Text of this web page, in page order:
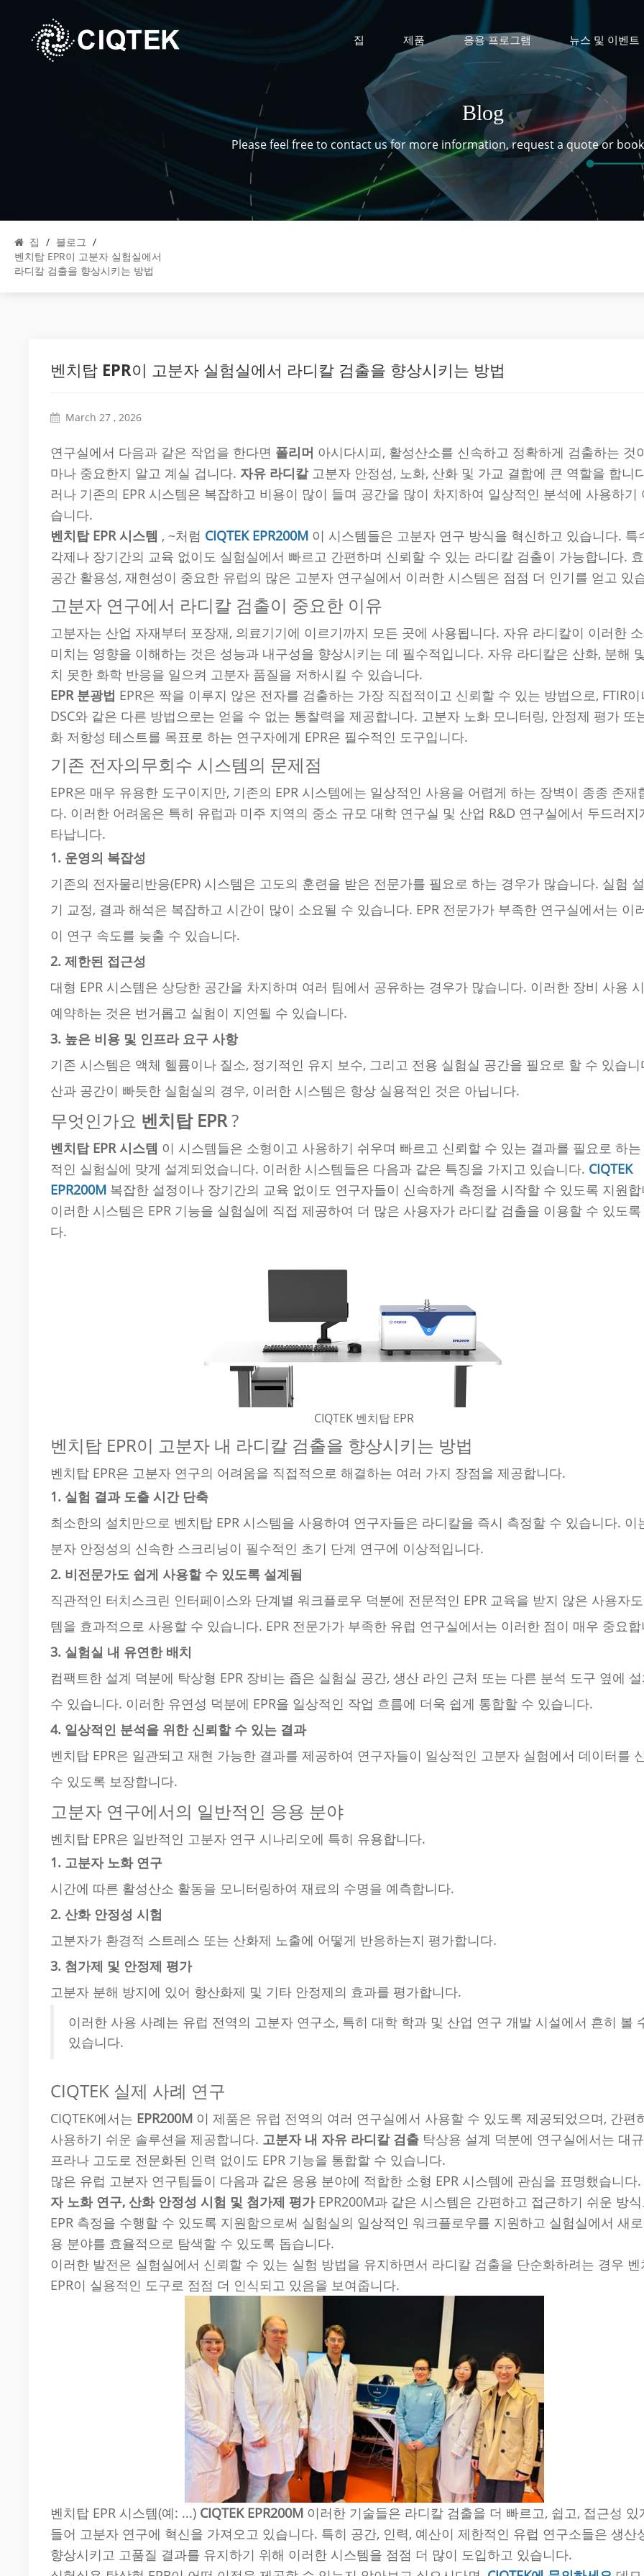
집 제품 응용 프로그램 뉴스 및 이벤트
Blog
Please feel free to contact us for more information, request a quote or
집 / 블로그 /
벤치탑 EPR이 고분자 실험실에서
라디칼 검출을 향상시키는 방법
벤치탑 EPR이 고분자 실험실에서 라디칼 검출을 향상시키는 방법
March 27 , 2026
연구실에서 다음과 같은 작업을 한다면 폴리머 아시다시피, 활성산소를 신속하고 정확하게 검출하는 것
마나 중요한지 알고 계실 겁니다. 자유 라디칼 고분자 안정성, 노화, 산화 및 가교 결합에 큰 역할을 합니
러나 기존의 EPR 시스템은 복잡하고 비용이 많이 들며 공간을 많이 차지하여 일상적인 분석에 사용하기
습니다.
벤치탑 EPR 시스템 , ~처럼 CIQTEK EPR200M 이 시스템들은 고분자 연구 방식을 혁신하고 있습니다. 특
각제나 장기간의 교육 없이도 실험실에서 빠르고 간편하며 신뢰할 수 있는 라디칼 검출이 가능합니다.
공간 활용성, 재현성이 중요한 유럽의 많은 고분자 연구실에서 이러한 시스템은 점점 더 인기를 얻고 있
고분자 연구에서 라디칼 검출이 중요한 이유
고분자는 산업 자재부터 포장재, 의료기기에 이르기까지 모든 곳에 사용됩니다. 자유 라디칼이 이러한
미치는 영향을 이해하는 것은 성능과 내구성을 향상시키는 데 필수적입니다. 자유 라디칼은 산화, 분해
치 못한 화학 반응을 일으켜 고분자 품질을 저하시킬 수 있습니다.
EPR 분광법 EPR은 짝을 이루지 않은 전자를 검출하는 가장 직접적이고 신뢰할 수 있는 방법으로, FTIR이
DSC와 같은 다른 방법으로는 얻을 수 없는 통찰력을 제공합니다. 고분자 노화 모니터링, 안정제 평가 또
화 저항성 테스트를 목표로 하는 연구자에게 EPR은 필수적인 도구입니다.
기존 전자의무회수 시스템의 문제점
EPR은 매우 유용한 도구이지만, 기존의 EPR 시스템에는 일상적인 사용을 어렵게 하는 장벽이 종종 존재
다. 이러한 어려움은 특히 유럽과 미주 지역의 중소 규모 대학 연구실 및 산업 R&D 연구실에서 두드러지
타납니다.
1. 운영의 복잡성
기존의 전자물리반응(EPR) 시스템은 고도의 훈련을 받은 전문가를 필요로 하는 경우가 많습니다. 실험
기 교정, 결과 해석은 복잡하고 시간이 많이 소요될 수 있습니다. EPR 전문가가 부족한 연구실에서는 이
이 연구 속도를 늦출 수 있습니다.
2. 제한된 접근성
대형 EPR 시스템은 상당한 공간을 차지하며 여러 팀에서 공유하는 경우가 많습니다. 이러한 장비 사용
예약하는 것은 번거롭고 실험이 지연될 수 있습니다.
3. 높은 비용 및 인프라 요구 사항
기존 시스템은 액체 헬륨이나 질소, 정기적인 유지 보수, 그리고 전용 실험실 공간을 필요로 할 수 있습니
산과 공간이 빠듯한 실험실의 경우, 이러한 시스템은 항상 실용적인 것은 아닙니다.
무엇인가요 벤치탑 EPR?
벤치탑 EPR 시스템 이 시스템들은 소형이고 사용하기 쉬우며 빠르고 신뢰할 수 있는 결과를 필요로 하는
적인 실험실에 맞게 설계되었습니다. 이러한 시스템들은 다음과 같은 특징을 가지고 있습니다. CIQTEK
EPR200M 복잡한 설정이나 장기간의 교육 없이도 연구자들이 신속하게 측정을 시작할 수 있도록 지원합
이러한 시스템은 EPR 기능을 실험실에 직접 제공하여 더 많은 사용자가 라디칼 검출을 이용할 수 있도록
다.
CIQTEK 벤치탑 EPR
벤치탑 EPR이 고분자 내 라디칼 검출을 향상시키는 방법
벤치탑 EPR은 고분자 연구의 어려움을 직접적으로 해결하는 여러 가지 장점을 제공합니다.
1. 실험 결과 도출 시간 단축
최소한의 설치만으로 벤치탑 EPR 시스템을 사용하여 연구자들은 라디칼을 즉시 측정할 수 있습니다. 이
분자 안정성의 신속한 스크리닝이 필수적인 초기 단계 연구에 이상적입니다.
2. 비전문가도 쉽게 사용할 수 있도록 설계됨
직관적인 터치스크린 인터페이스와 단계별 워크플로우 덕분에 전문적인 EPR 교육을 받지 않은 사용자
템을 효과적으로 사용할 수 있습니다. EPR 전문가가 부족한 유럽 연구실에서는 이러한 점이 매우 중요
3. 실험실 내 유연한 배치
컴팩트한 설계 덕분에 탁상형 EPR 장비는 좁은 실험실 공간, 생산 라인 근처 또는 다른 분석 도구 옆에
수 있습니다. 이러한 유연성 덕분에 EPR을 일상적인 작업 흐름에 더욱 쉽게 통합할 수 있습니다.
4. 일상적인 분석을 위한 신뢰할 수 있는 결과
벤치탑 EPR은 일관되고 재현 가능한 결과를 제공하여 연구자들이 일상적인 고분자 실험에서 데이터를
수 있도록 보장합니다.
고분자 연구에서의 일반적인 응용 분야
벤치탑 EPR은 일반적인 고분자 연구 시나리오에 특히 유용합니다.
1. 고분자 노화 연구
시간에 따른 활성산소 활동을 모니터링하여 재료의 수명을 예측합니다.
2. 산화 안정성 시험
고분자가 환경적 스트레스 또는 산화제 노출에 어떻게 반응하는지 평가합니다.
3. 첨가제 및 안정제 평가
고분자 분해 방지에 있어 항산화제 및 기타 안정제의 효과를 평가합니다.
이러한 사용 사례는 유럽 전역의 고분자 연구소, 특히 대학 학과 및 산업 연구 개발 시설에서 흔히 볼
있습니다.
CIQTEK 실제 사례 연구
CIQTEK에서는 EPR200M 이 제품은 유럽 전역의 여러 연구실에서 사용할 수 있도록 제공되었으며, 간편
사용하기 쉬운 솔루션을 제공합니다. 고분자 내 자유 라디칼 검출 탁상용 설계 덕분에 연구실에서는 대
프라나 고도로 전문화된 인력 없이도 EPR 기능을 통합할 수 있습니다.
많은 유럽 고분자 연구팀들이 다음과 같은 응용 분야에 적합한 소형 EPR 시스템에 관심을 표명했습니다.
자 노화 연구, 산화 안정성 시험 및 첨가제 평가 EPR200M과 같은 시스템은 간편하고 접근하기 쉬운 방
EPR 측정을 수행할 수 있도록 지원함으로써 실험실의 일상적인 워크플로우를 지원하고 실험실에서 새
용 분야를 효율적으로 탐색할 수 있도록 돕습니다.
이러한 발전은 실험실에서 신뢰할 수 있는 실험 방법을 유지하면서 라디칼 검출을 단순화하려는 경우 벤
EPR이 실용적인 도구로 점점 더 인식되고 있음을 보여줍니다.
벤치탑 EPR 시스템(예: ...) CIQTEK EPR200M 이러한 기술들은 라디칼 검출을 더 빠르고, 쉽고, 접근성 있
들어 고분자 연구에 혁신을 가져오고 있습니다. 특히 공간, 인력, 예산이 제한적인 유럽 연구소들은 생산
향상시키고 고품질 결과를 유지하기 위해 이러한 시스템을 점점 더 많이 도입하고 있습니다.